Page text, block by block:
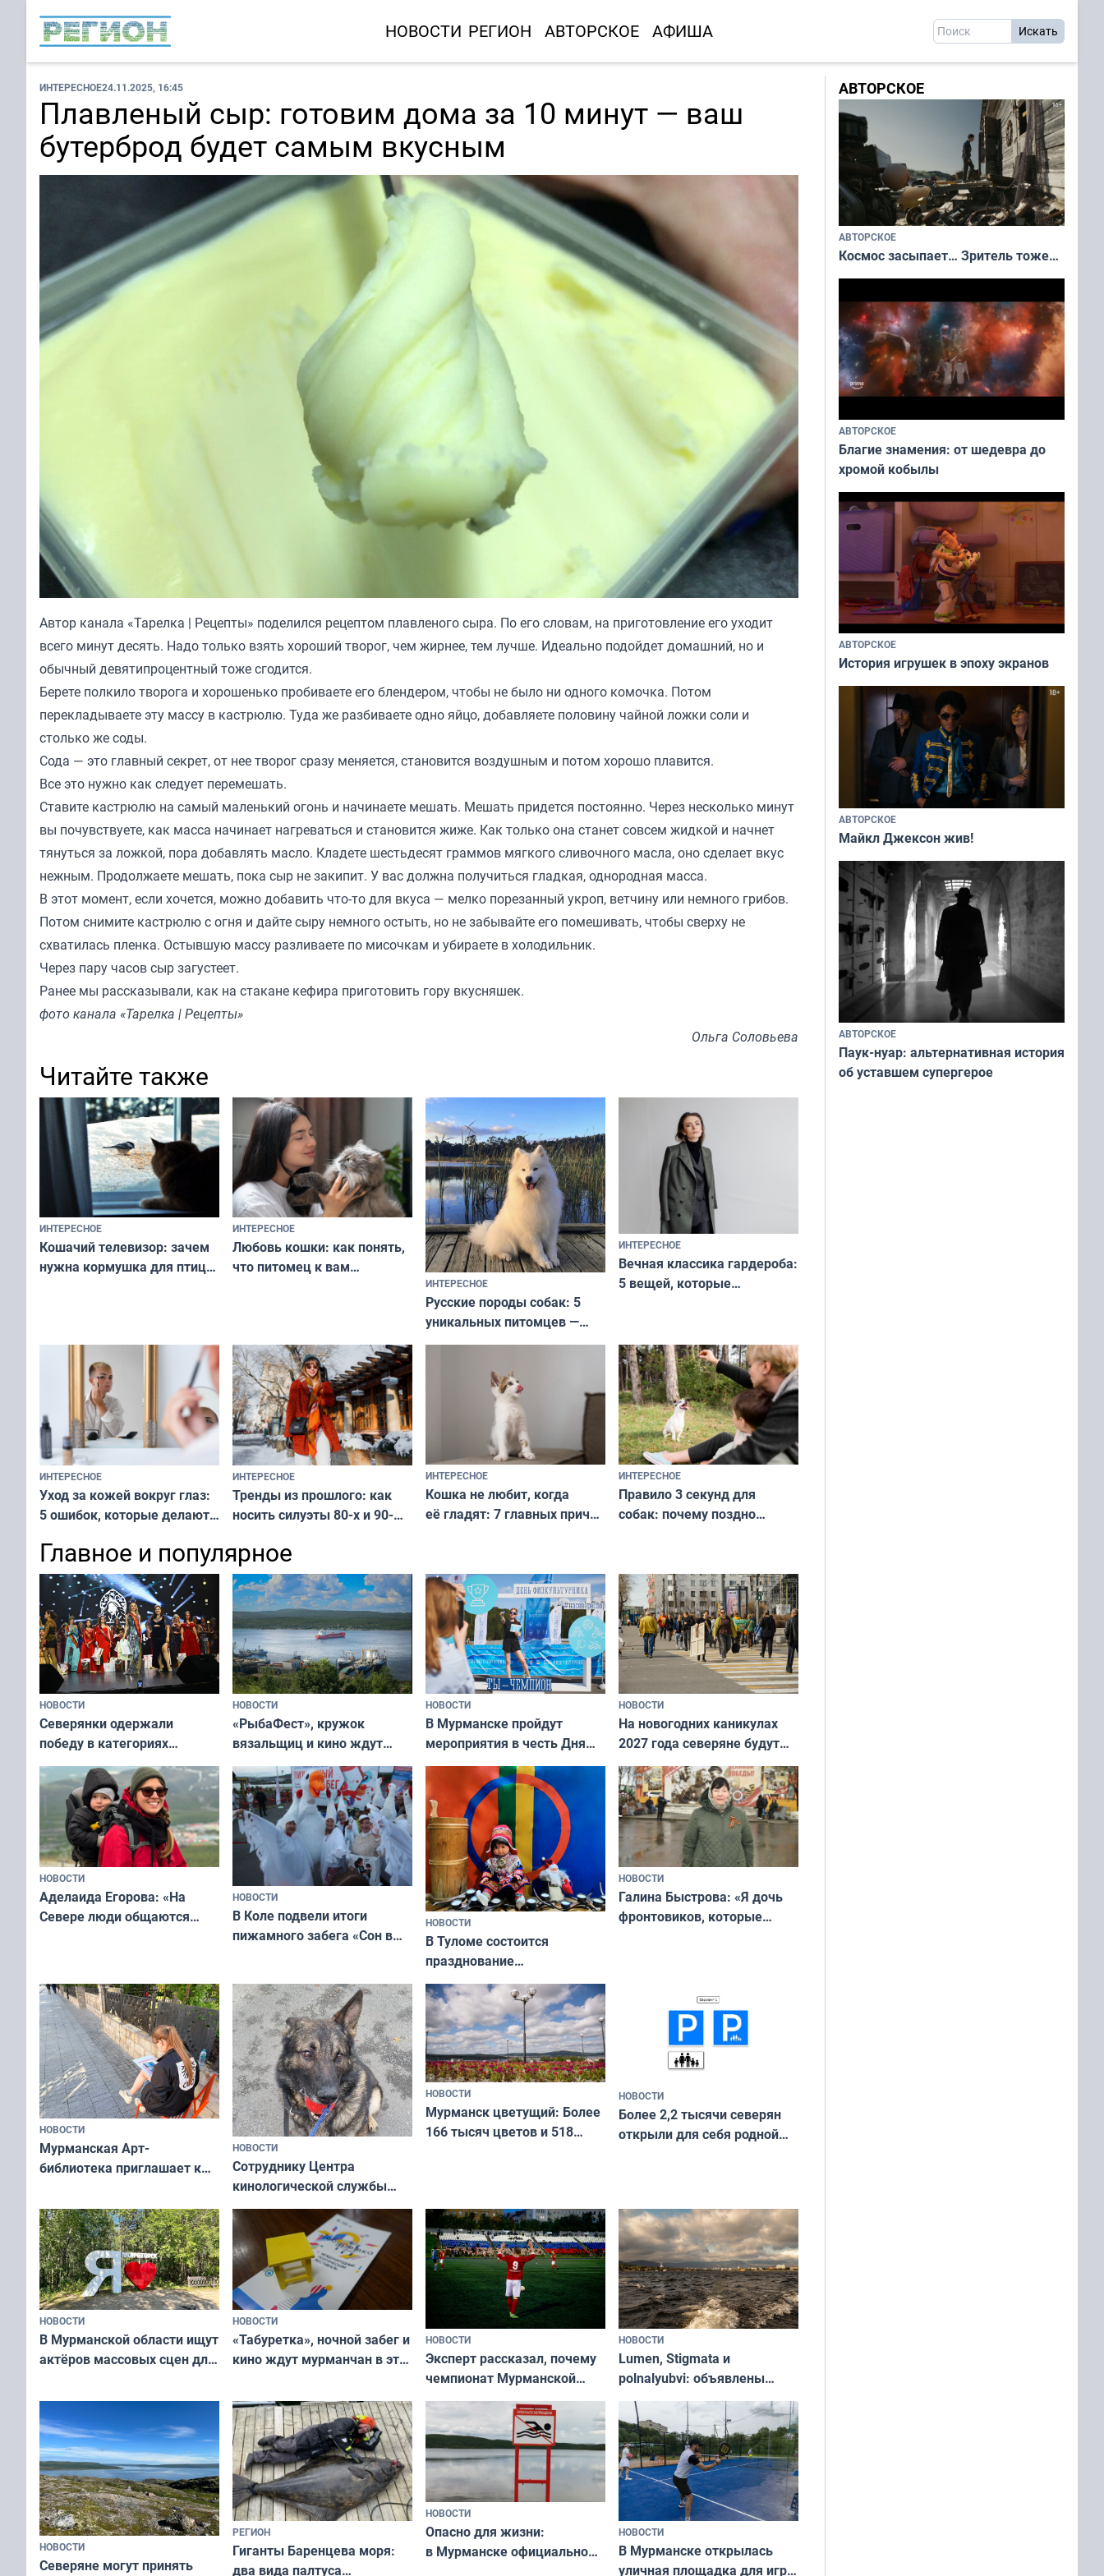
НОВОСТИ РЕГИОН АВТОРСКОЕ АФИША
ИНТЕРЕСНОЕ24.11.2025, 16:45
Плавленый сыр: готовим дома за 10 минут — ваш
бутерброд будет самым вкусным
Автор канала «Тарелка | Рецепты» поделился рецептом плавленого сыра. По его словам, на приготовление его уходит
всего минут десять. Надо только взять хороший творог, чем жирнее, тем лучше. Идеально подойдет домашний, но и
обычный девятипроцентный тоже сгодится.
Берете полкило творога и хорошенько пробиваете его блендером, чтобы не было ни одного комочка. Потом
перекладываете эту массу в кастрюлю. Туда же разбиваете одно яйцо, добавляете половину чайной ложки соли и
столько же соды.
Сода — это главный секрет, от нее творог сразу меняется, становится воздушным и потом хорошо плавится.
Все это нужно как следует перемешать.
Ставите кастрюлю на самый маленький огонь и начинаете мешать. Мешать придется постоянно. Через несколько минут
вы почувствуете, как масса начинает нагреваться и становится жиже. Как только она станет совсем жидкой и начнет
тянуться за ложкой, пора добавлять масло. Кладете шестьдесят граммов мягкого сливочного масла, оно сделает вкус
нежным. Продолжаете мешать, пока сыр не закипит. У вас должна получиться гладкая, однородная масса.
В этот момент, если хочется, можно добавить что-то для вкуса — мелко порезанный укроп, ветчину или немного грибов.
Потом снимите кастрюлю с огня и дайте сыру немного остыть, но не забывайте его помешивать, чтобы сверху не
схватилась пленка. Остывшую массу разливаете по мисочкам и убираете в холодильник.
Через пару часов сыр загустеет.
Ранее мы рассказывали, как на стакане кефира приготовить гору вкусняшек.
фото канала «Тарелка | Рецепты»
Ольга Соловьева
Читайте также
ИНТЕРЕСНОЕ
Кошачий телевизор: зачем
нужна кормушка для птиц
ИНТЕРЕСНОЕ
Любовь кошки: как понять,
что питомец к вам
ИНТЕРЕСНОЕ
Русские породы собак: 5
уникальных питомцев —
национальные сокровища
и характером
ИНТЕРЕСНОЕ
Вечная классика гардероба:
5 вещей, которые
и актуально в любой сезон
ИНТЕРЕСНОЕ
Уход за кожей вокруг глаз:
5 ошибок, которые делают
и вернуть свежий взгляд
без дорогих средств
ИНТЕРЕСНОЕ
Тренды из прошлого: как
носить силуэты 80-х и 90-
современно и стильно без
переплат
ИНТЕРЕСНОЕ
Кошка не любит, когда
её гладят: 7 главных причин
независимому питомцу
ИНТЕРЕСНОЕ
Правило 3 секунд для
собак: почему поздно
питомцу всё сразу и без
криков
Главное и популярное
НОВОСТИ
Северянки одержали
победу в категориях
всероссийского конкурса
«Мисс и Миссис Великая
Русь»
НОВОСТИ
«РыбаФест», кружок
вязальщиц и кино ждут
мурманчан в эти выходные
НОВОСТИ
В Мурманске пройдут
мероприятия в честь Дня
физкультурника
НОВОСТИ
На новогодних каникулах
2027 года северяне будут
отдыхать 11 дней
НОВОСТИ
Аделаида Егорова: «На
Севере люди общаются
НОВОСТИ
В Коле подвели итоги
пижамного забега «Сон в
НОВОСТИ
В Туломе состоится
празднование
Международного дня
коренных народов мира
НОВОСТИ
Галина Быстрова: «Я дочь
фронтовиков, которые
НОВОСТИ
Мурманская Арт-
библиотека приглашает к
и фотографов
НОВОСТИ
Сотруднику Центра
кинологической службы
ищут новый дом
НОВОСТИ
Мурманск цветущий: Более
166 тысяч цветов и 518
НОВОСТИ
Более 2,2 тысячи северян
открыли для себя родной
НОВОСТИ
В Мурманской области ищут
актёров массовых сцен для
короткометражном фильме
НОВОСТИ
«Табуретка», ночной забег и
кино ждут мурманчан в эти
НОВОСТИ
Эксперт рассказал, почему
чемпионат Мурманской
области по футболу остался
незамеченным
НОВОСТИ
Lumen, Stigmata и
polnalyubvi: объявлены
хедлайнеры фестиваля
«Имандра» в 2026 года
НОВОСТИ
Северяне могут принять
РЕГИОН
Гиганты Баренцева моря:
два вида палтуса
НОВОСТИ
Опасно для жизни:
в Мурманске официально
НОВОСТИ
В Мурманске открылась
уличная площадка для игры
АВТОРСКОЕ
АВТОРСКОЕ
Космос засыпает… Зритель тоже…
АВТОРСКОЕ
Благие знамения: от шедевра до
хромой кобылы
АВТОРСКОЕ
История игрушек в эпоху экранов
АВТОРСКОЕ
Майкл Джексон жив!
АВТОРСКОЕ
Паук-нуар: альтернативная история
об уставшем супергерое